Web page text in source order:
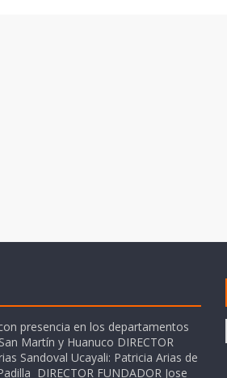
presencia en los departamentos
Martín y Huanuco DIRECTOR
Sandoval Ucayali: Patricia Arias de
DIRECTOR FUNDADOR Jose